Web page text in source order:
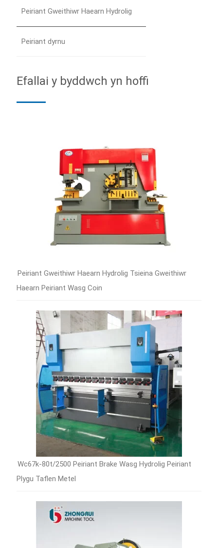
Peiriant Gweithiwr Haearn Hydrolig
Peiriant dyrnu
Efallai y byddwch yn hoffi
Peiriant Gweithiwr Haearn Hydrolig Tsieina Gweithiwr
Haearn Peiriant Wasg Coin
Wc67k-80t/2500 Peiriant Brake Wasg Hydrolig Peiriant
Plygu Taflen Metel